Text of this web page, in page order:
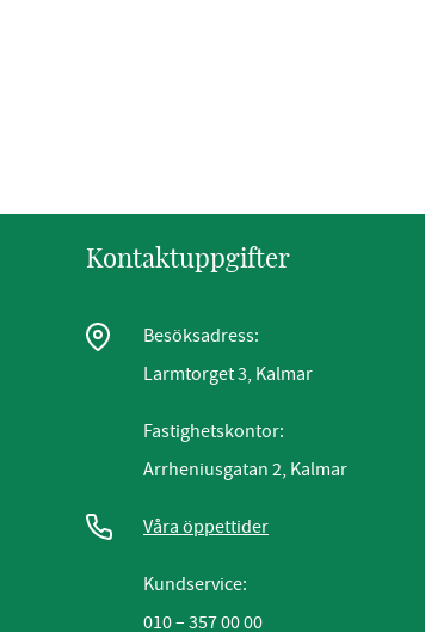
Kontaktuppgifter
Besöksadress:
Larmtorget 3, Kalmar
Fastighetskontor:
Arrheniusgatan 2, Kalmar
Våra öppettider
Kundservice:
010 – 357 00 00